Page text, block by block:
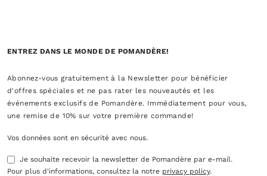
ENTREZ DANS LE MONDE DE POMANDÈRE!
Abonnez-vous gratuitement à la Newsletter pour bénéficier
d'offres spéciales et ne pas rater les nouveautés et les
événements exclusifs de Pomandère. Immédiatement pour vous,
une remise de 10% sur votre première commande!
Vos données sont en sécurité avec nous.
Je souhaite recevoir la newsletter de Pomandère par e-mail.
Pour plus d'informations, consultez la notre privacy policy.